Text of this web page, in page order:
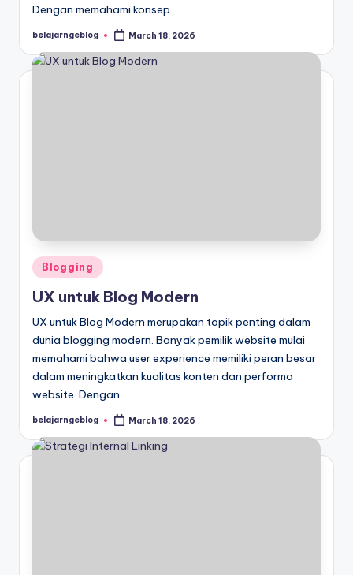
Dengan memahami konsep…
Posted
belajarngeblog March 18, 2026
Posted
in
Blogging
UX untuk Blog Modern
UX untuk Blog Modern merupakan topik penting dalam
dunia blogging modern. Banyak pemilik website mulai
memahami bahwa user experience memiliki peran besar
dalam meningkatkan kualitas konten dan performa
website. Dengan…
Posted
belajarngeblog March 18, 2026